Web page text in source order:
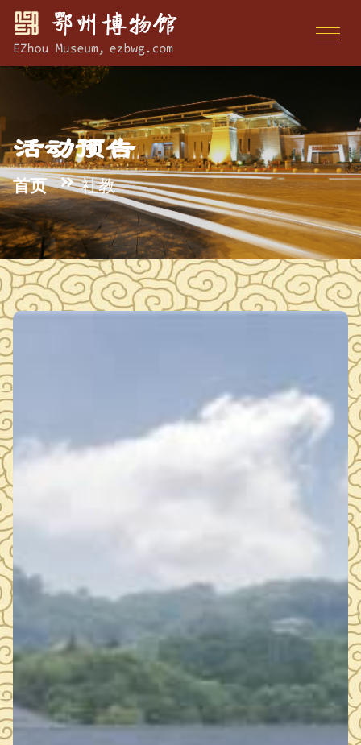
活动预告
首页 社教